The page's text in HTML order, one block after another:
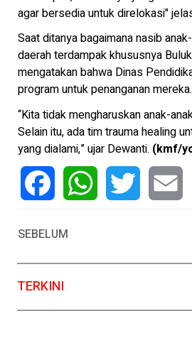
agar bersedia untuk direlokasi"
Saat ditanya bagaimana nasib
daerah terdampak khususnya
mengatakan bahwa Dinas
program untuk penanganan mereka.
“Kita tidak mengharuskan anak-
Selain itu, ada tim trauma healing
yang dialami,” ujar Dewanti. (kmf/
SEBELUM
TERKINI